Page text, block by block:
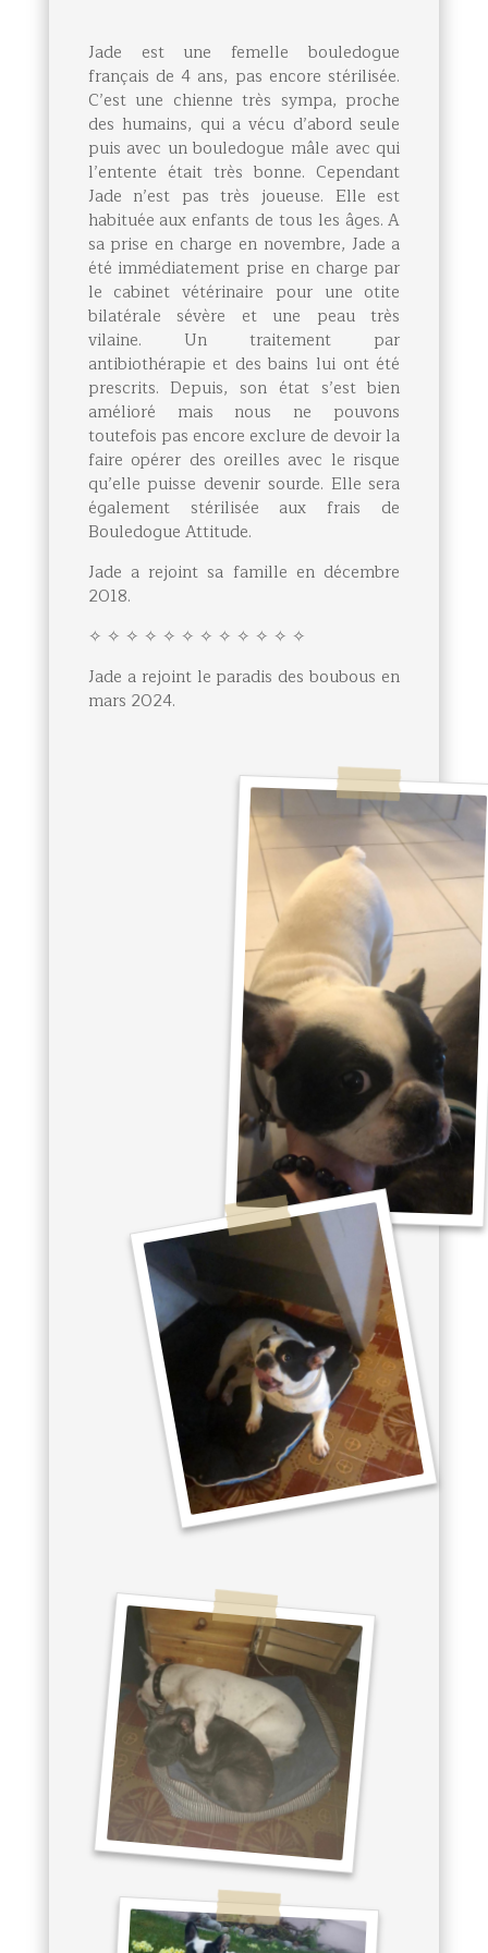
Jade est une femelle bouledogue
français de 4 ans, pas encore stérilisée.
C’est une chienne très sympa, proche
des humains, qui a vécu d’abord seule
puis avec un bouledogue mâle avec qui
l’entente était très bonne. Cependant
Jade n’est pas très joueuse. Elle est
habituée aux enfants de tous les âges. A
sa prise en charge en novembre, Jade a
été immédiatement prise en charge par
le cabinet vétérinaire pour une otite
bilatérale sévère et une peau très
vilaine. Un traitement par
antibiothérapie et des bains lui ont été
prescrits. Depuis, son état s’est bien
amélioré mais nous ne pouvons
toutefois pas encore exclure de devoir la
faire opérer des oreilles avec le risque
qu’elle puisse devenir sourde. Elle sera
également stérilisée aux frais de
Bouledogue Attitude.
Jade a rejoint sa famille en décembre
2018.
✧ ✧ ✧ ✧ ✧ ✧ ✧ ✧ ✧ ✧ ✧ ✧
Jade a rejoint le paradis des boubous en
mars 2024.